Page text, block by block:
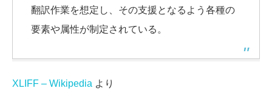
翻訳作業を想定し、その支援となるよう各種の
要素や属性が制定されている。
XLIFF – Wikipedia より